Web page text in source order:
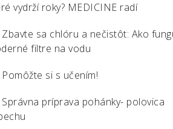
vydrží roky? MEDICINE radí
Zbavte sa chlóru a nečistôt: Ako
filtre na vodu
Pomôžte si s učením!
Správna príprava pohánky- polovica